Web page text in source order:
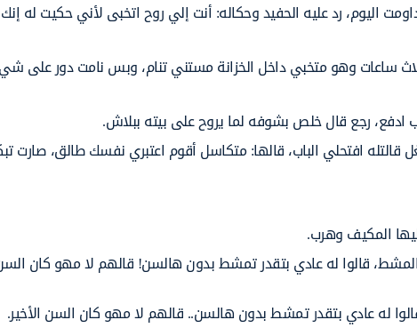
اليوم، رد عليه الحفيد وحكاله: أنت إلي روح اتخبى لأني حكيت له إنك
ساعات وهو متخبي داخل الخزانة مستني تنام، وبس نامت دور على شي
رجع قال خلص بشوفه لما يروح على بيته ببلاش.
افتحلي الباب، قالها: متكاسل أقوم اعتبري نفسك طالق، صارت
المكيف وهرب.
قالوا له عادي بتقدر تمشط بدون هالسن! قالهم لا مهو كان
له عادي بتقدر تمشط بدون هالسن.. قالهم لا مهو كان السن الأخير.